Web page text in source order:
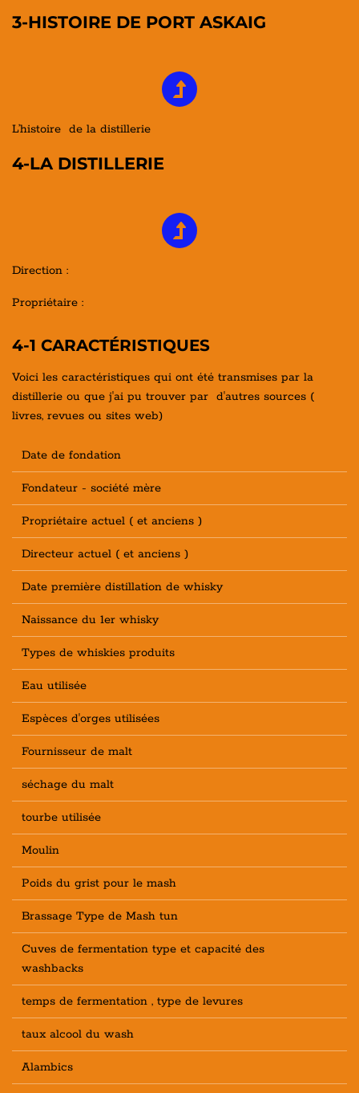
3-HISTOIRE DE PORT ASKAIG
L’histoire de la distillerie
4-LA DISTILLERIE
Direction :
Propriétaire :
4-1 CARACTÉRISTIQUES
Voici les caractéristiques qui ont été transmises par la
distillerie ou que j'ai pu trouver par d'autres sources (
livres, revues ou sites web)
Date de fondation
Fondateur - société mère
Propriétaire actuel ( et anciens )
Directeur actuel ( et anciens )
Date première distillation de whisky
Naissance du 1er whisky
Types de whiskies produits
Eau utilisée
Espèces d'orges utilisées
Fournisseur de malt
séchage du malt
tourbe utilisée
Moulin
Poids du grist pour le mash
Brassage Type de Mash tun
Cuves de fermentation type et capacité des
washbacks
temps de fermentation , type de levures
taux alcool du wash
Alambics